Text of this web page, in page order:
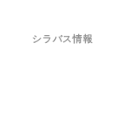
シラバス情報